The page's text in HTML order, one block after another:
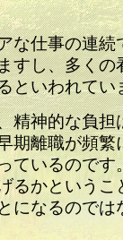
な仕事の連続
すし、多くの
といわれてい
精神的な負担
期離職が頻繁
ているのです
るかというこ
になるのでは